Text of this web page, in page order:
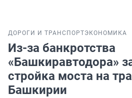
ДОРОГИ И ТРАНСПОРТЭКОНОМИКА
Из-за банкротства
«Башкиравтодора»
стройка моста на
Башкирии